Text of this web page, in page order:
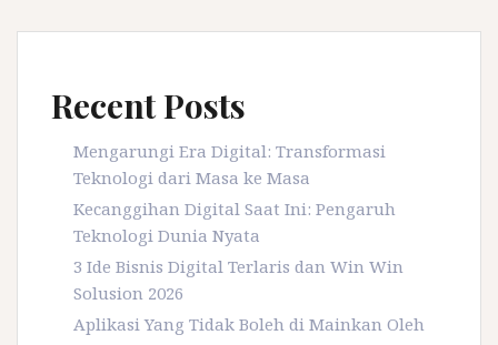
Recent Posts
Mengarungi Era Digital: Transformasi
Teknologi dari Masa ke Masa
Kecanggihan Digital Saat Ini: Pengaruh
Teknologi Dunia Nyata
3 Ide Bisnis Digital Terlaris dan Win Win
Solusion 2026
Aplikasi Yang Tidak Boleh di Mainkan Oleh